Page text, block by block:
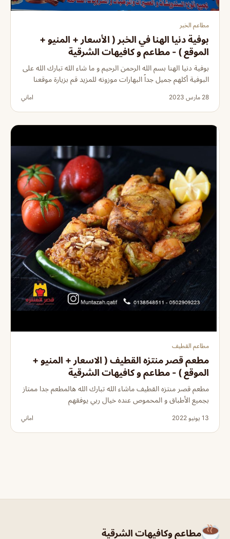
مطاعم الخبر
بوفية دنيا الهنا في الخبر ( الأسعار + المنيو +
الموقع ) - مطاعم و كافيهات الشرقية
بوفية دنيا الهنا بسم الله الرحمن الرحيم و ما شاء الله تبارك الله على
البوفية أكلهم جميل جداً البهارات موزونه للمزيد قم بزيارة موقعنا
28 مارس 2023 اماني
مطاعم القطيف
مطعم قصر منتزه القطيف ( الاسعار + المنيو +
الموقع ) - مطاعم و كافيهات الشرقية
مطعم قصر منتزه القطيف ماشاء الله تبارك الله هالمطعم جدا ممتاز
بجميع الأطباق و المحموص عنده خيال ربي يوفقهم
13 يونيو 2022 اماني
مطاعم وكافيهات الشرقية